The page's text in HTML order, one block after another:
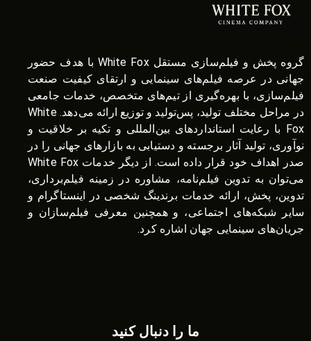
گروه پخش و فیلم‌سازی مستقل White Fox با هدف حضور
جهانی در عرصه فیلم‌های سینمایی و ارتقای کیفیت صنعت
فیلم‌سازی، با بهره‌گیری از تیم‌های متخصص، خدمات جامعی
در مراحل مختلف تولید، پس‌تولید و توزیع ارائه می‌دهد. White
Fox با رعایت استانداردهای بین‌المللی و تکیه بر خلاقیت و
نوآوری، تولید آثار برجسته و دستیابی به بازارهای جهانی را در
صدر اهداف خود قرار داده است. از دیگر خدمات White Fox
می‌توان به تدوین فیلم‌نامه، مشاوره در زمینه فیلم‌برداری،
تدوین، پخش، ارائه خدمات برندینگ شخصی در اینستاگرام و
سایر شبکه‌های اجتماعی، و همچنین معرفی فیلم‌سازان و
جریان‌های سینمایی جهان اشاره کرد.
ما را دنبال کنید